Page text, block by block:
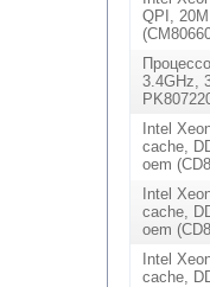
QPI,
3.4GHz,
Intel
cache,
oem
Intel
cache,
oem
Intel
cache,